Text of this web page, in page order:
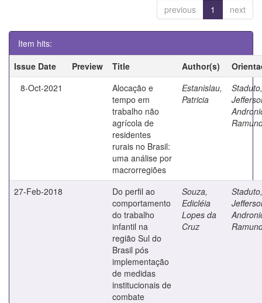
previous 1 next
Item hits:
Issue Date
Preview Title Author(s)
8-Oct-2021
Alocação e
tempo em
trabalho não
agrícola de
residentes
rurais no Brasil:
uma análise por
macrorregiões
Estanislau,
Patricia
Staduto,
27-Feb-2018
Do perfil ao
comportamento
do trabalho
infantil na
região Sul do
Brasil pós
implementação
de medidas
institucionais de
combate
Souza,
Edicléia
Lopes da
Cruz
Staduto,